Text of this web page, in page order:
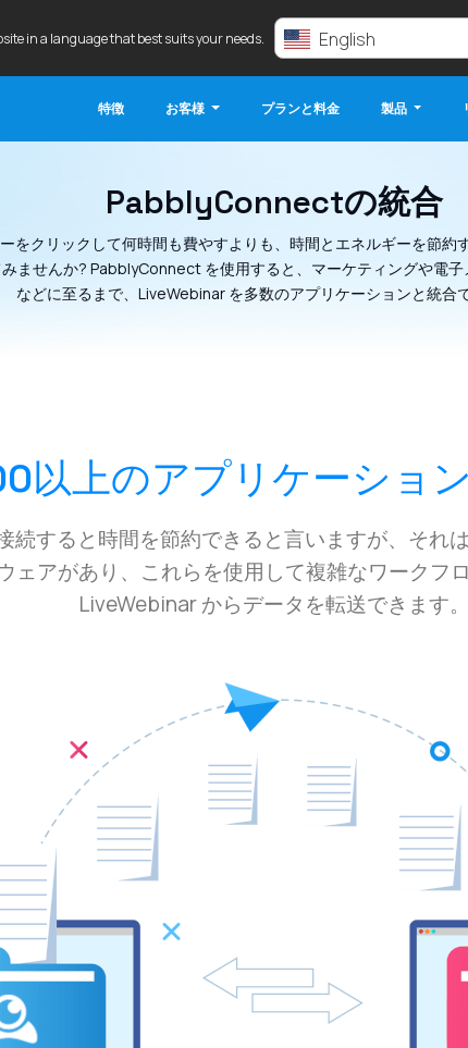
in a language that best suits your needs. English
特徴 お客様 プランと料金 製品
PabblyConnectの統合
をクリックして何時間も費やすよりも、時間とエネルギーを節約
ませんか? PabblyConnect を使用すると、マーケティングや電子
などに至るまで、LiveWebinar を多数のアプリケーションと統合
以上のアプリケーショ
すると時間を節約できると言いますが、それ
ェアがあり、これらを使用して複雑なワークフ
LiveWebinar からデータを転送できます。